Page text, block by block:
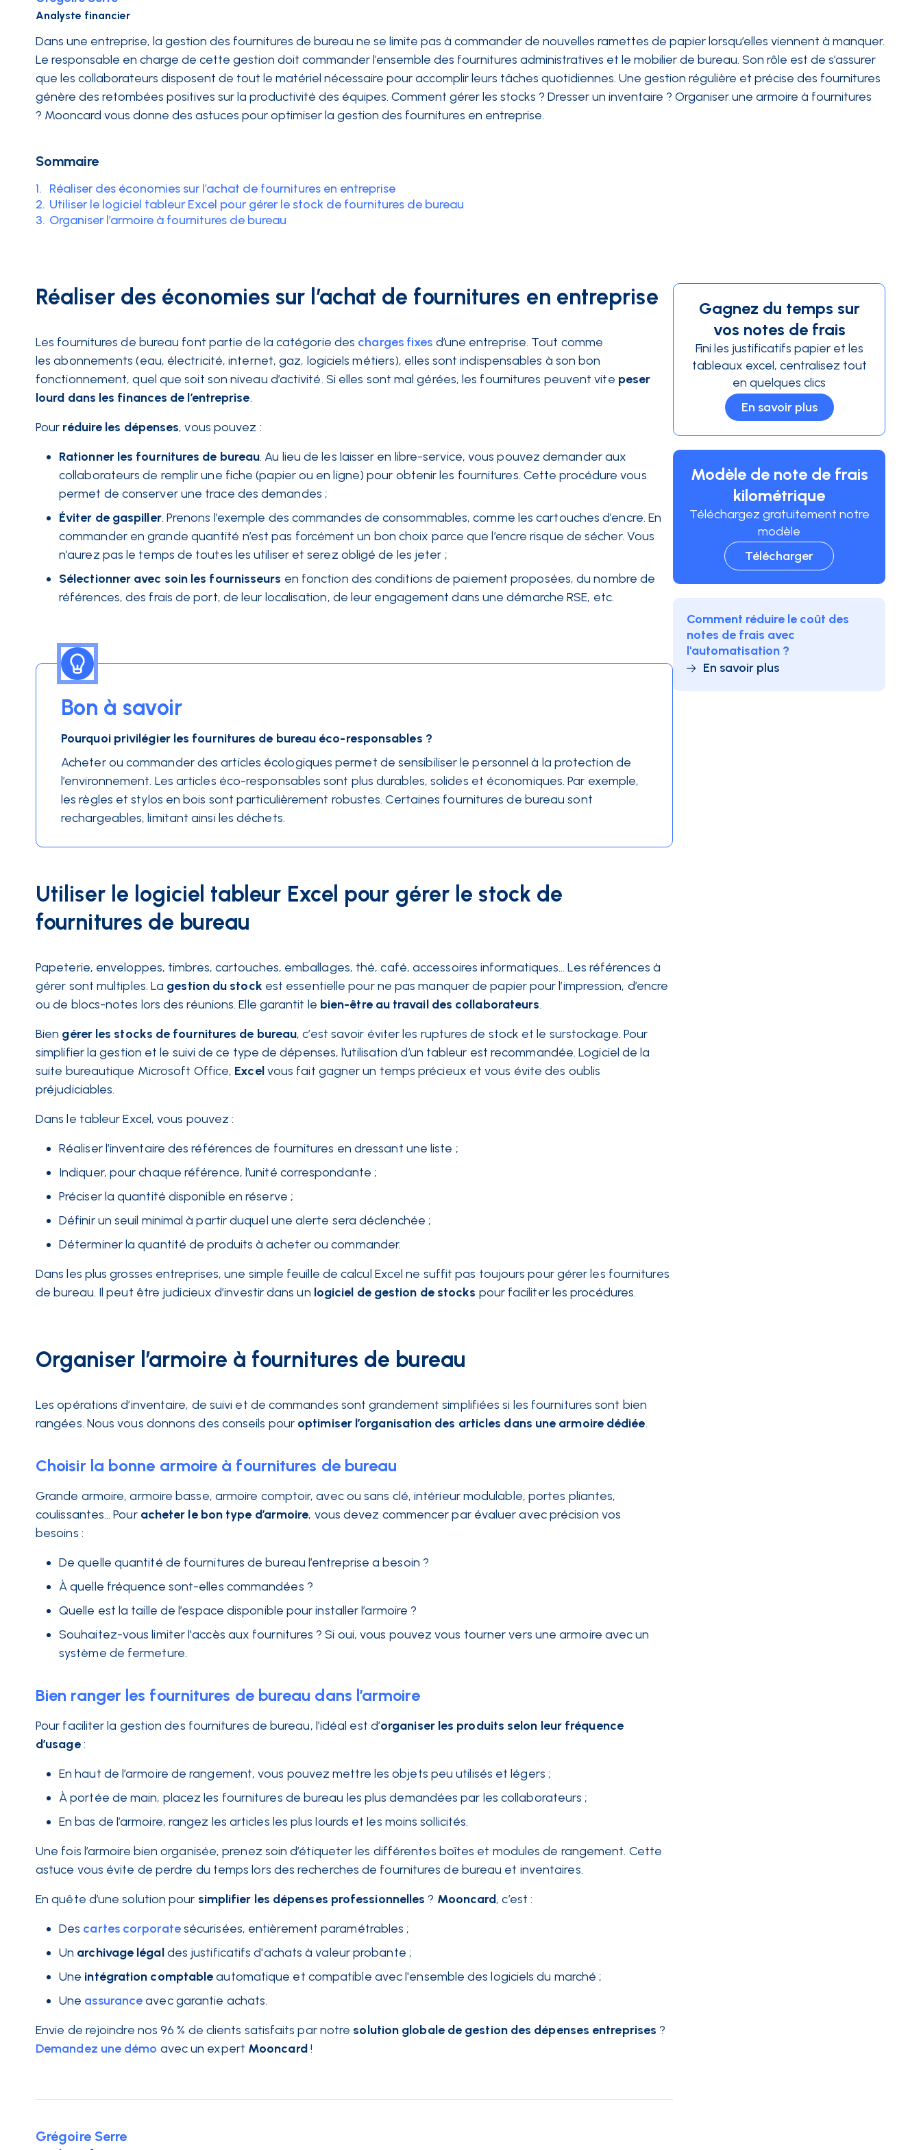
Analyste financier
Dans une entreprise, la gestion des fournitures de bureau ne se limite pas à commander de nouvelles ramettes de papier lorsqu’elles viennent à manquer.
Le responsable en charge de cette gestion doit commander l’ensemble des fournitures administratives et le mobilier de bureau. Son rôle est de s’assurer
que les collaborateurs disposent de tout le matériel nécessaire pour accomplir leurs tâches quotidiennes. Une gestion régulière et précise des fournitures
génère des retombées positives sur la productivité des équipes. Comment gérer les stocks ? Dresser un inventaire ? Organiser une armoire à fournitures
? Mooncard vous donne des astuces pour optimiser la gestion des fournitures en entreprise.
Sommaire
1. Réaliser des économies sur l’achat de fournitures en entreprise
2. Utiliser le logiciel tableur Excel pour gérer le stock de fournitures de bureau
3. Organiser l’armoire à fournitures de bureau
Réaliser des économies sur l’achat de fournitures en entreprise
Les fournitures de bureau font partie de la catégorie des charges fixes d’une entreprise. Tout comme
les abonnements (eau, électricité, internet, gaz, logiciels métiers), elles sont indispensables à son bon
fonctionnement, quel que soit son niveau d’activité. Si elles sont mal gérées, les fournitures peuvent vite peser
lourd dans les finances de l’entreprise.
Pour réduire les dépenses, vous pouvez :
Rationner les fournitures de bureau. Au lieu de les laisser en libre-service, vous pouvez demander aux
collaborateurs de remplir une fiche (papier ou en ligne) pour obtenir les fournitures. Cette procédure vous
permet de conserver une trace des demandes ;
Éviter de gaspiller. Prenons l’exemple des commandes de consommables, comme les cartouches d’encre. En
commander en grande quantité n’est pas forcément un bon choix parce que l’encre risque de sécher. Vous
n’aurez pas le temps de toutes les utiliser et serez obligé de les jeter ;
Sélectionner avec soin les fournisseurs en fonction des conditions de paiement proposées, du nombre de
références, des frais de port, de leur localisation, de leur engagement dans une démarche RSE, etc.
Bon à savoir
Pourquoi privilégier les fournitures de bureau éco-responsables ?
Acheter ou commander des articles écologiques permet de sensibiliser le personnel à la protection de
l’environnement. Les articles éco-responsables sont plus durables, solides et économiques. Par exemple,
les règles et stylos en bois sont particulièrement robustes. Certaines fournitures de bureau sont
rechargeables, limitant ainsi les déchets.
Utiliser le logiciel tableur Excel pour gérer le stock de
fournitures de bureau
Papeterie, enveloppes, timbres, cartouches, emballages, thé, café, accessoires informatiques… Les références à
gérer sont multiples. La gestion du stock est essentielle pour ne pas manquer de papier pour l’impression, d’encre
ou de blocs-notes lors des réunions. Elle garantit le bien-être au travail des collaborateurs.
Bien gérer les stocks de fournitures de bureau, c’est savoir éviter les ruptures de stock et le surstockage. Pour
simplifier la gestion et le suivi de ce type de dépenses, l’utilisation d’un tableur est recommandée. Logiciel de la
suite bureautique Microsoft Office, Excelvous fait gagner un temps précieux et vous évite des oublis
préjudiciables.
Dans le tableur Excel, vous pouvez :
Réaliser l’inventaire des références de fournitures en dressant une liste ;
Indiquer, pour chaque référence, l’unité correspondante ;
Préciser la quantité disponible en réserve ;
Définir un seuil minimal à partir duquel une alerte sera déclenchée ;
Déterminer la quantité de produits à acheter ou commander.
Dans les plus grosses entreprises, une simple feuille de calcul Excel ne suffit pas toujours pour gérer les fournitures
de bureau. Il peut être judicieux d’investir dans un logiciel de gestion de stocks pour faciliter les procédures.
Organiser l’armoire à fournitures de bureau
Les opérations d’inventaire, de suivi et de commandes sont grandement simplifiées si les fournitures sont bien
rangées. Nous vous donnons des conseils pour optimiser l’organisation des articles dans une armoire dédiée.
Choisir la bonne armoire à fournitures de bureau
Grande armoire, armoire basse, armoire comptoir, avec ou sans clé, intérieur modulable, portes pliantes,
coulissantes… Pour acheter le bon type d’armoire, vous devez commencer par évaluer avec précision vos
besoins :
De quelle quantité de fournitures de bureau l’entreprise a besoin ?
À quelle fréquence sont-elles commandées ?
Quelle est la taille de l’espace disponible pour installer l’armoire ?
Souhaitez-vous limiter l'accès aux fournitures ? Si oui, vous pouvez vous tourner vers une armoire avec un
système de fermeture.
Bien ranger les fournitures de bureau dans l’armoire
Pour faciliter la gestion des fournitures de bureau, l’idéal est d’organiser les produits selon leur fréquence
d’usage:
En haut de l’armoire de rangement, vous pouvez mettre les objets peu utilisés et légers ;
À portée de main, placez les fournitures de bureau les plus demandées par les collaborateurs ;
En bas de l’armoire, rangez les articles les plus lourds et les moins sollicités.
Une fois l’armoire bien organisée, prenez soin d’étiqueter les différentes boîtes et modules de rangement. Cette
astuce vous évite de perdre du temps lors des recherches de fournitures de bureau et inventaires.
En quête d’une solution pour simplifier les dépenses professionnelles ? Mooncard, c’est :
Des cartes corporatesécurisées, entièrement paramétrables ;
Un archivage légaldes justificatifs d'achats à valeur probante ;
Une intégration comptableautomatique et compatible avec l'ensemble des logiciels du marché ;
Une assuranceavec garantie achats.
Envie de rejoindre nos 96 % de clients satisfaits par notre solution globale de gestion des dépenses entreprises ?
Demandez une démo avec un expert Mooncard!
Grégoire Serre
Gagnez du temps sur
vos notes de frais
Fini les justificatifs papier et les
tableaux excel, centralisez tout
en quelques clics
En savoir plus
Modèle de note de frais
kilométrique
Téléchargez gratuitement notre
modèle
Télécharger
Comment réduire le coût des
notes de frais avec
l'automatisation ?
En savoir plus